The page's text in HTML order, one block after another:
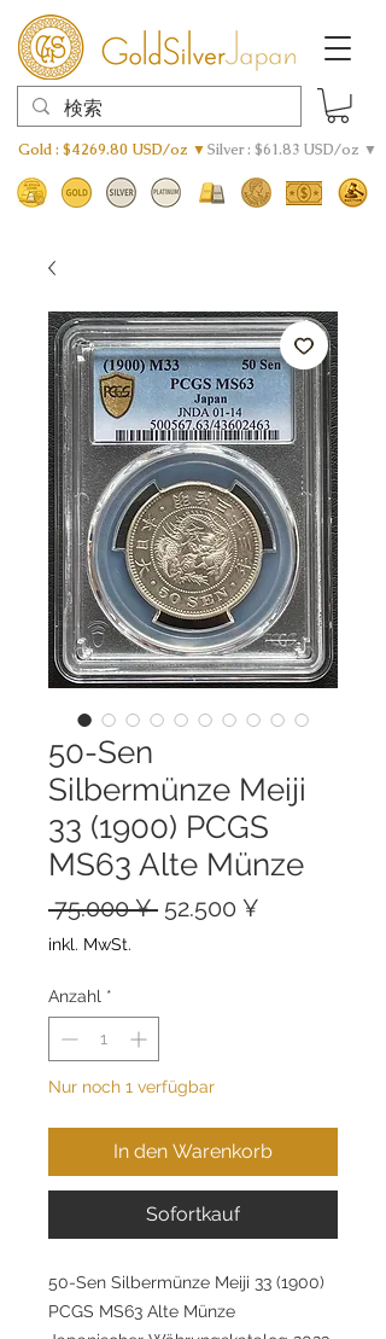
Gold : $4269.80 USD/oz ▼Silver : $61.83 USD/oz ▼
50-Sen
Silbermünze Meiji
33 (1900) PCGS
MS63 Alte Münze
75.000 ¥ Standardpreis
52.500 ¥
inkl. MwSt.
Anzahl *
Nur noch 1 verfügbar
In den Warenkorb
Sofortkauf
50-Sen Silbermünze Meiji 33 (1900)
PCGS MS63 Alte Münze